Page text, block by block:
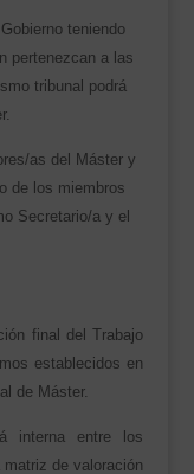
teniendo
pertenezcan a las
tribunal podrá
as del Máster y
de los miembros
Secretario/a y el
final del Trabajo
establecidos en
de Máster.
interna entre los
de valoración